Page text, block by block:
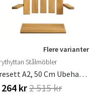
Flere varianter
Stålmöbler
Tresett A2, 50 Cm Ubehandlet Eik, Inkludert Skrue
264 kr2 515 kr